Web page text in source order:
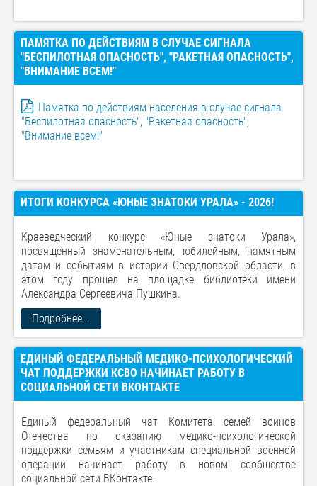
ПАМЯТКА ПО ДЕЙСТВИЯМ В СЛУЧАЕ СИГНАЛА
"БЕСПИЛОТНАЯ ОПАСНОСТЬ", "РАКЕТНАЯ ОПАСНОСТЬ",
"ВНИМАНИЕ ВСЕМ!"
Памятка по действиям населения в случае сигнала
"Беспилотная опасность", "Ракетная опасность",
"Внимание всем!"
ИТОГИ КОНКУРСА «ЮНЫЕ ЗНАТОКИ УРАЛА» - 2026!
Краеведческий конкурс «Юные знатоки Урала»,
посвященный знаменательным, юбилейным, памятным
датам и событиям в истории Свердловской области, в
этом году прошел на площадке библиотеки имени
Александра Сергеевича Пушкина.
Подробнее...
ЕДИНЫЙ ФЕДЕРАЛЬНЫЙ МЕДИКО-ПСИХОЛОГИЧЕСКИЙ
ЧАТ ПОДДЕРЖКИ КСВО НАЧИНАЕТ РАБОТУ В
СОЦИАЛЬНОЙ СЕТИ ВКОНТАКТЕ
Единый федеральный чат Комитета семей воинов
Отечества по оказанию медико-психологической
поддержки семьям и участникам специальной военной
операции начинает работу в новом сообществе
социальной сети ВКонтакте.